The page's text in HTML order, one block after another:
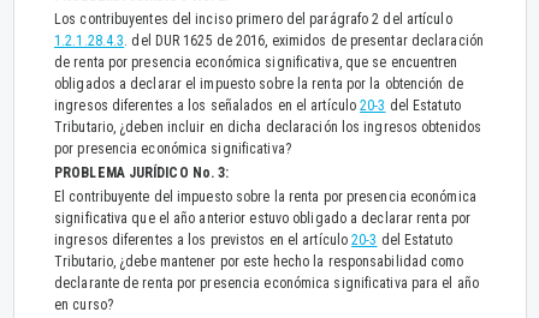
Los contribuyentes del inciso primero del parágrafo 2 del artículo
1.2.1.28.4.3. del DUR 1625 de 2016, eximidos de presentar declaración
de renta por presencia económica significativa, que se encuentren
obligados a declarar el impuesto sobre la renta por la obtención de
ingresos diferentes a los señalados en el artículo20-3 del Estatuto
Tributario, ¿deben incluir en dicha declaración los ingresos obtenidos
por presencia económica significativa?
PROBLEMA JURÍDICO No. 3:
El contribuyente del impuesto sobre la renta por presencia económica
significativa que el año anterior estuvo obligado a declarar renta por
ingresos diferentes a los previstos en el artículo20-3 del Estatuto
Tributario, ¿debe mantener por este hecho la responsabilidad como
declarante de renta por presencia económica significativa para el año
en curso?